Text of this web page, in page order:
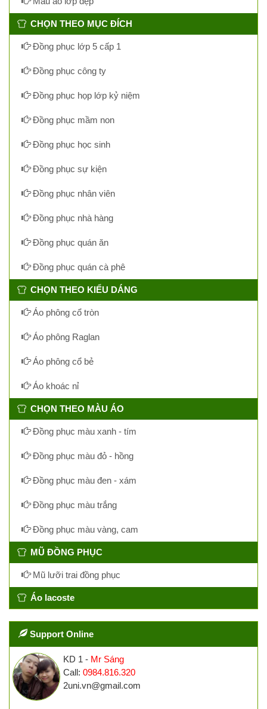
CHỌN THEO MỤC ĐÍCH
Đồng phục lớp 5 cấp 1
Đồng phục công ty
Đồng phục họp lớp kỷ niệm
Đồng phục mầm non
Đồng phục học sinh
Đồng phục sự kiện
Đồng phục nhân viên
Đồng phục nhà hàng
Đồng phục quán ăn
Đồng phục quán cà phê
CHỌN THEO KIỂU DÁNG
Áo phông cổ tròn
Áo phông Raglan
Áo phông cổ bẻ
Áo khoác nỉ
CHỌN THEO MÀU ÁO
Đồng phục màu xanh - tím
Đồng phục màu đỏ - hồng
Đồng phục màu đen - xám
Đồng phục màu trắng
Đồng phục màu vàng, cam
MŨ ĐỒNG PHỤC
Mũ lưỡi trai đồng phục
Áo lacoste
Support Online
KD 1 - Mr Sáng
Call: 0984.816.320
2uni.vn@gmail.com